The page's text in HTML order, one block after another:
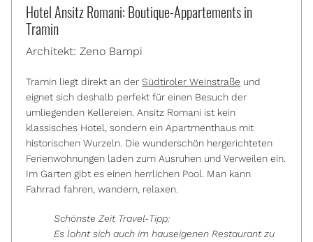
Hotel Ansitz Romani: Boutique-Appartements in
Tramin
Architekt: Zeno Bampi
Tramin liegt direkt an derSüdtiroler Weinstraße und
eignet sich deshalb perfekt für einen Besuch der
umliegenden Kellereien. Ansitz Romani ist kein
klassisches Hotel, sondern ein Apartmenthaus mit
historischen Wurzeln. Die wunderschön hergerichteten
Ferienwohnungen laden zum Ausruhen und Verweilen ein.
Im Garten gibt es einen herrlichen Pool. Man kann
Fahrrad fahren, wandern, relaxen.
Schönste Zeit Travel-Tipp:
Es lohnt sich auch im hauseigenen Restaurant zu